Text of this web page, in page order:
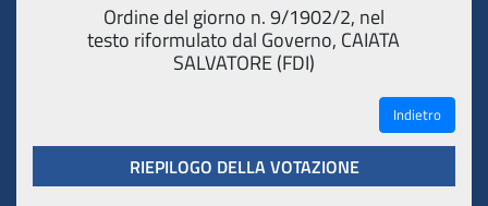
Ordine del giorno n. 9/1902/2, nel
testo riformulato dal Governo, CAIATA
SALVATORE (FDI)
Indietro
RIEPILOGO DELLA VOTAZIONE